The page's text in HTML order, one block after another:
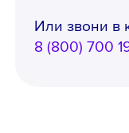
Или звони в
8 (800) 700